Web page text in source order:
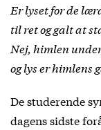
Er lyset for de
til ret og galt at
Nej, himlen
og lys er himlens
De studerende
dagens sidste